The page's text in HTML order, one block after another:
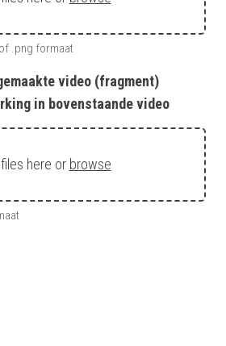
.png formaat
video (fragment)
in bovenstaande video
here or browse